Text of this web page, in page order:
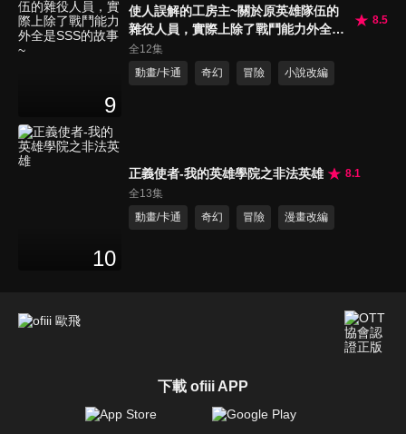
9
使人誤解的工房主~關於原英雄隊伍的
雜役人員，實際上除了戰鬥能力外全是
SSS的故事~
8.5
全12集
動畫/卡通
奇幻 冒險 小說改編
10
正義使者-我的英雄學院之非法英雄
8.1
全13集
動畫/卡通
奇幻 冒險 漫畫改編
下載 ofiii APP